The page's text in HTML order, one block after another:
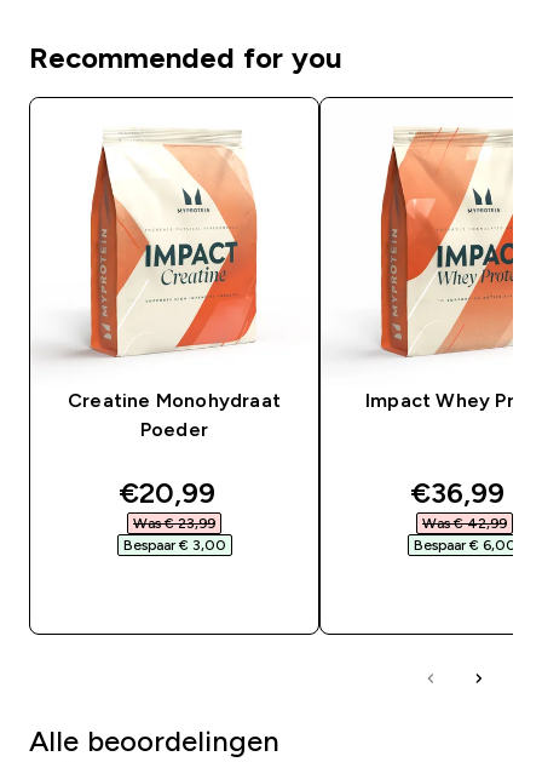
Recommended for you
Creatine Monohydraat
Poeder
discounted price
€20,99‎
Was € 23,99‎
Bespaar € 3,00‎
Impact Whey
€36,99‎
Was € 42,99‎
Bespaar € 6,00‎
Alle beoordelingen